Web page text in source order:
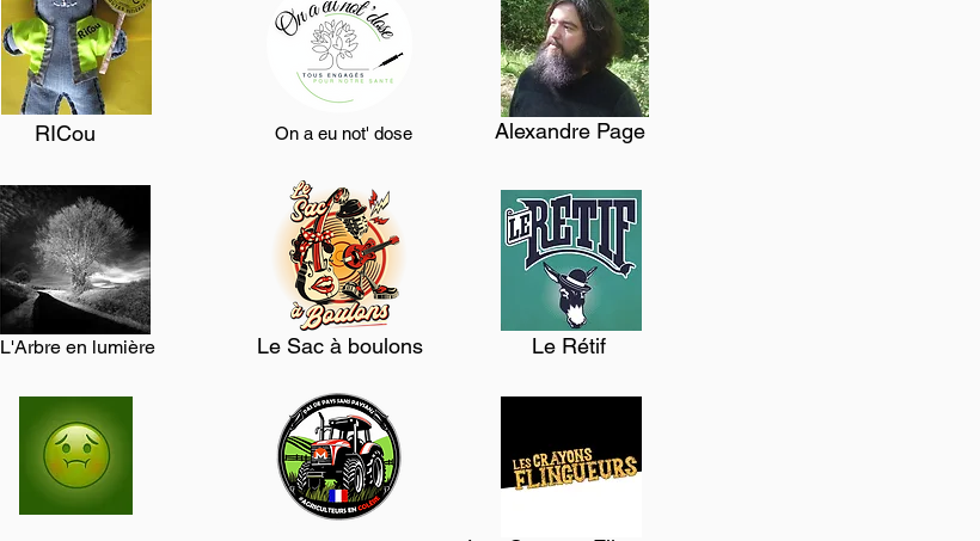
RICou
L'Arbre en lumière
On a eu not' dose
Le Sac à boulons
Alexandre Page
Le Rétif